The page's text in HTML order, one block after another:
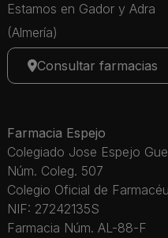
Estamos en Gador y Adra
(Almería)
Consultar farmacias
Farmacia Espejo
Colegiado Jose Espejo
Núm. Coleg. 507
Colegio Oficial de
NIF: 27242135S
Farmacia Núm. AL-88-F